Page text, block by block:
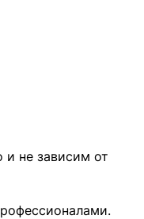
не зависим от